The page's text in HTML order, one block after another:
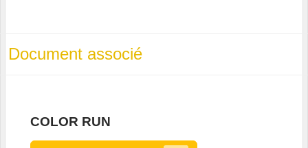
Document associé
COLOR RUN